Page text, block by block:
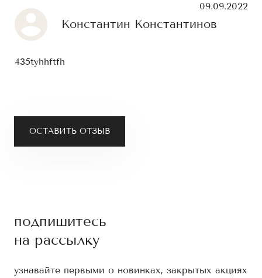
ОСТАВИТЬ ОТЗЫВ
Константин Константинов
09.09.2022
435tyhhftfh
подпишитесь
на рассылку
узнавайте первыми о новинках, закрытых акциях